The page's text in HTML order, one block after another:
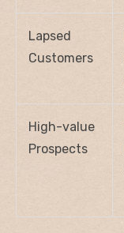
Lapsed
Customers
High-value
Prospects